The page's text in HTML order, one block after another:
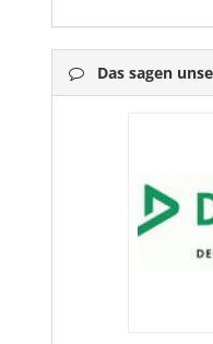
Das sagen